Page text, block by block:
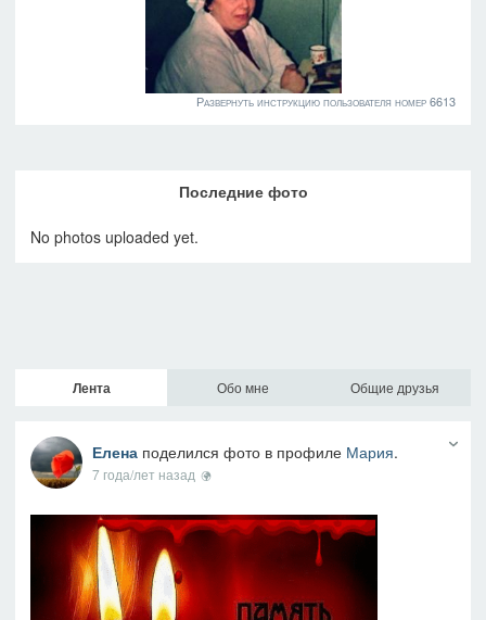
Развернуть инструкцию пользователя номер 6613
Последние фото
No photos uploaded yet.
Лента Обо мне Общие друзья
Еленаподелился фото в профиле Мария.
7 года/лет назад